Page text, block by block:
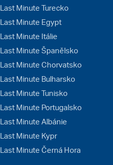
Last Minute Turecko
Last Minute Egypt
Last Minute Itálie
Last Minute Španělsko
Last Minute Chorvatsko
Last Minute Bulharsko
Last Minute Tunisko
Last Minute Portugalsko
Last Minute Albánie
Last Minute Kypr
Last Minute Černá Hora